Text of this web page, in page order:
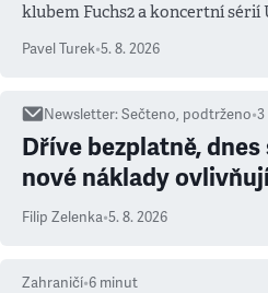
klubem Fuchs2 a koncertní sérií
ale atmosféra
Pavel Turek•5. 8. 2026
Newsletter:Sečteno, podtrženo•3
Dříve bezplatně,
nové náklady
Filip Zelenka•5. 8. 2026
Zahraničí•6 minut